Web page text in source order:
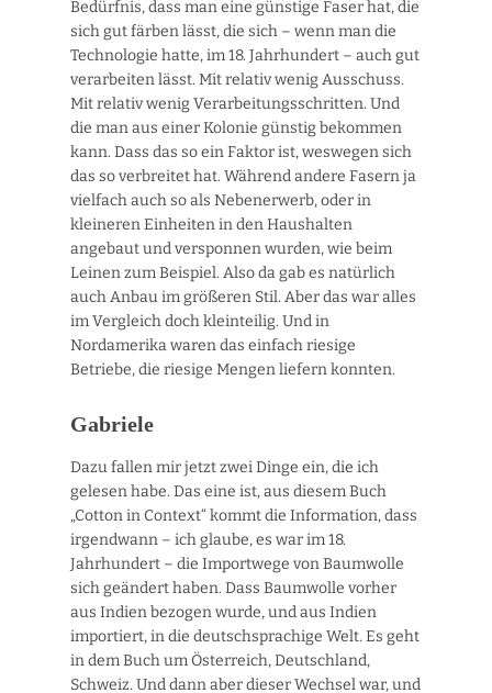
Bedürfnis, dass man eine günstige Faser hat, die
sich gut färben lässt, die sich – wenn man die
Technologie hatte, im 18. Jahrhundert – auch gut
verarbeiten lässt. Mit relativ wenig Ausschuss.
Mit relativ wenig Verarbeitungsschritten. Und
die man aus einer Kolonie günstig bekommen
kann. Dass das so ein Faktor ist, weswegen sich
das so verbreitet hat. Während andere Fasern ja
vielfach auch so als Nebenerwerb, oder in
kleineren Einheiten in den Haushalten
angebaut und versponnen wurden, wie beim
Leinen zum Beispiel. Also da gab es natürlich
auch Anbau im größeren Stil. Aber das war alles
im Vergleich doch kleinteilig. Und in
Nordamerika waren das einfach riesige
Betriebe, die riesige Mengen liefern konnten.
Gabriele
Dazu fallen mir jetzt zwei Dinge ein, die ich
gelesen habe. Das eine ist, aus diesem Buch
„Cotton in Context“ kommt die Information, dass
irgendwann – ich glaube, es war im 18.
Jahrhundert – die Importwege von Baumwolle
sich geändert haben. Dass Baumwolle vorher
aus Indien bezogen wurde, und aus Indien
importiert, in die deutschsprachige Welt. Es geht
in dem Buch um Österreich, Deutschland,
Schweiz. Und dann aber dieser Wechsel war, und